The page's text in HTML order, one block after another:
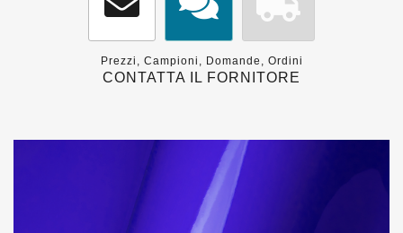
Prezzi, Campioni, Domande, Ordini
CONTATTA IL FORNITORE